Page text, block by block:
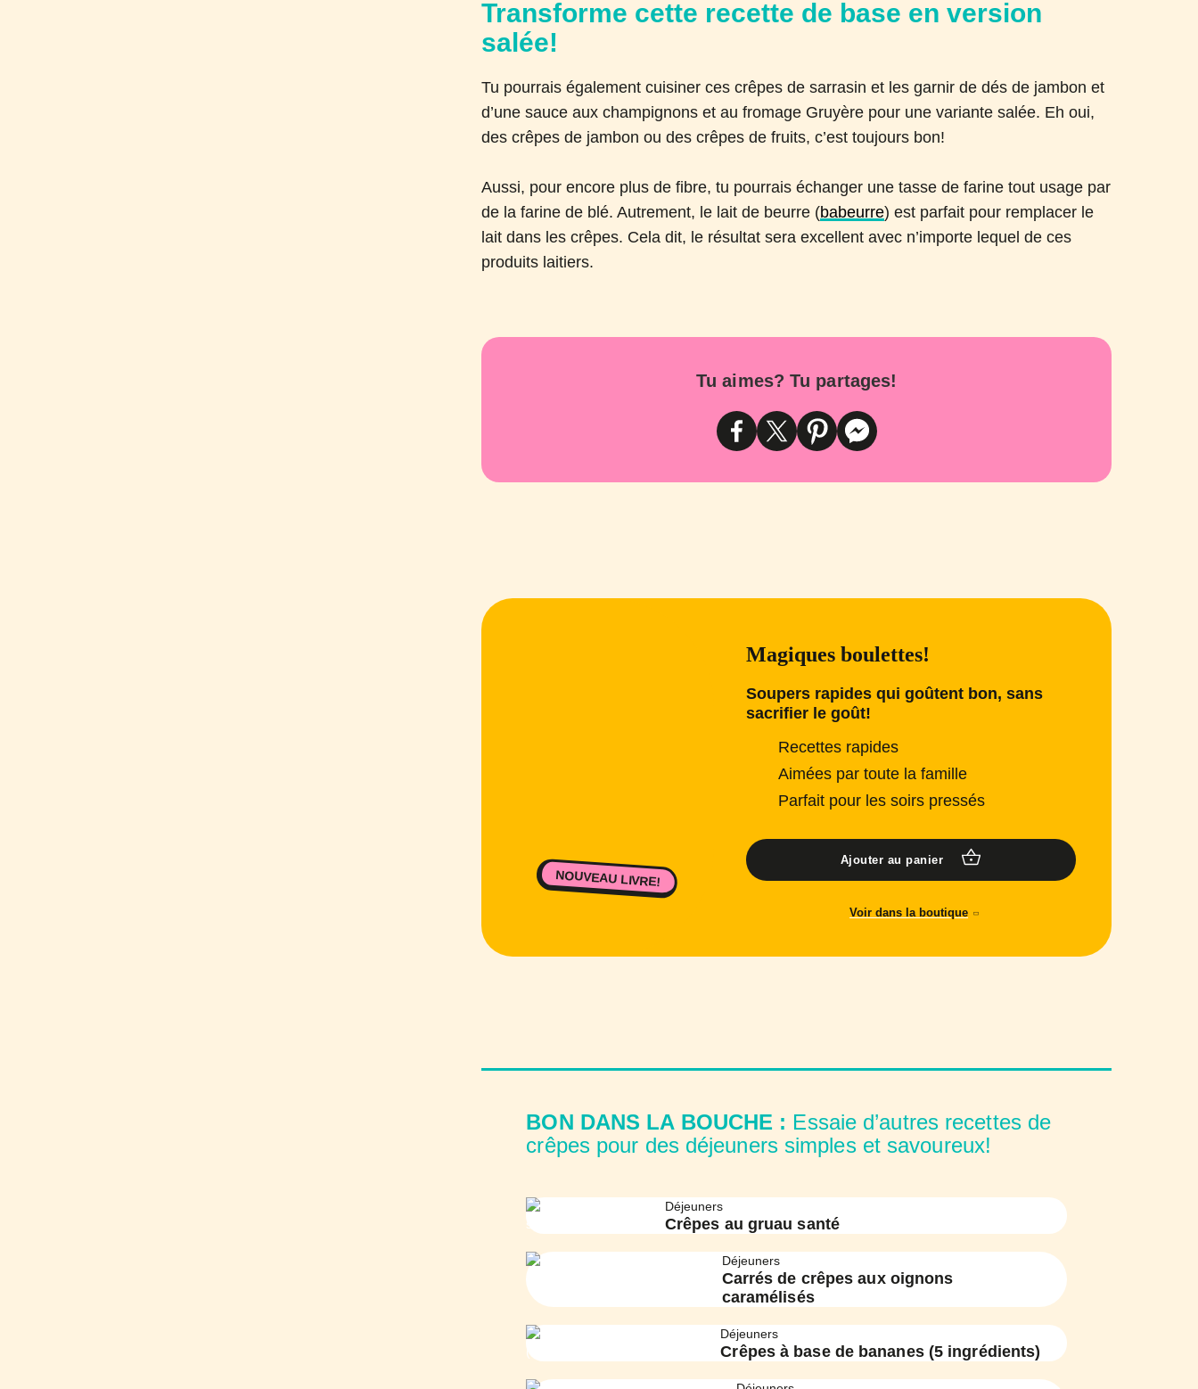
Transforme cette recette de base en version
salée!
Tu pourrais également cuisiner ces crêpes de sarrasin et les garnir de dés de jambon et
d’une sauce aux champignons et au fromage Gruyère pour une variante salée. Eh oui,
des crêpes de jambon ou des crêpes de fruits, c’est toujours bon!
Aussi, pour encore plus de fibre, tu pourrais échanger une tasse de farine tout usage par
de la farine de blé. Autrement, le lait de beurre (babeurre) est parfait pour remplacer le
lait dans les crêpes. Cela dit, le résultat sera excellent avec n’importe lequel de ces
produits laitiers.
Tu aimes? Tu partages!
Magiques boulettes!
Soupers rapides qui goûtent bon, sans
sacrifier le goût!
Recettes rapides
Aimées par toute la famille
Parfait pour les soirs pressés
Ajouter au panier
Voir dans la boutique
NOUVEAU LIVRE!
BON DANS LA BOUCHE : Essaie d’autres recettes de
crêpes pour des déjeuners simples et savoureux!
Déjeuners
Crêpes au gruau santé
Déjeuners
Carrés de crêpes aux oignons
caramélisés
Déjeuners
Crêpes à base de bananes (5 ingrédients)